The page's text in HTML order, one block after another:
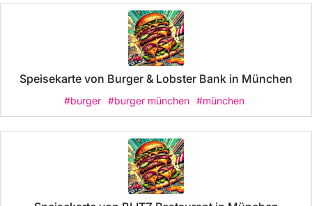
Speisekarte von Burger & Lobster Bank in München
#burger #burger münchen #münchen